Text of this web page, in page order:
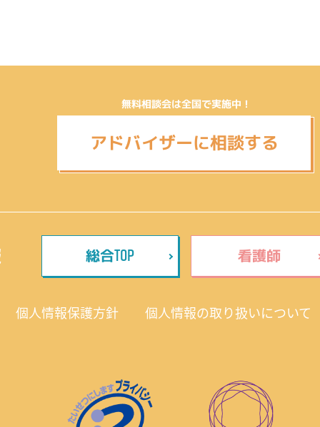
無料相談会は全国で実施中！
アドバイザーに相談する
総合TOP 看護師
個人情報保護方針 個人情報の取り扱いについて